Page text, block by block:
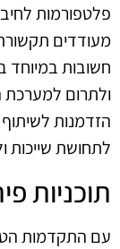
פלטפורמות
מעודדים
חשובות במיוחד
ולתרום
הזדמנות לשיתוף
לתחושת שייכות
תוכניות
עם התקדמות